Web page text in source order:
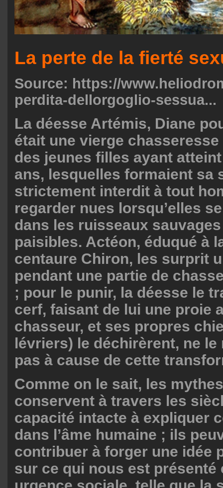
La perte de la fierté
Source: https://
perdita-dellorgoglio-sessua...
La déesse Artémis, Diane
était une vierge
des jeunes filles ayant atteint
ans, lesquelles formaient sa
strictement interdit à tout
regarder nues lorsqu’elles
dans les ruisseaux
paisibles. Actéon, éduqué à
centaure Chiron, les surprit
pendant une partie de
; pour le punir, la déesse le
cerf, faisant de lui une proie
chasseur, et ses propres
lévriers) le déchirèrent, ne
pas à cause de cette
Comme on le sait, les
conservent à travers les
capacité intacte à expliquer
dans l’âme humaine ; ils
contribuer à forger une idée
sur ce qui nous est présenté